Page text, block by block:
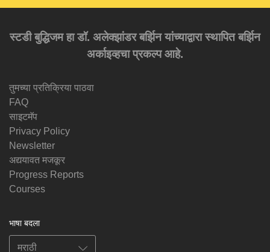
स्टडी बुद्धिजम हा डॉ. अलेक्झांडर बर्झिन यांच्याद्वारा स्थापित बर्झिन
अर्काइव्हचा प्रकल्प आहे.
तुमच्या प्रतिक्रिया पाठवा
FAQ
साइटमॅप
Privacy Policy
Newsletter
अद्ययावत मजकूर
Progress Reports
Courses
भाषा बदला